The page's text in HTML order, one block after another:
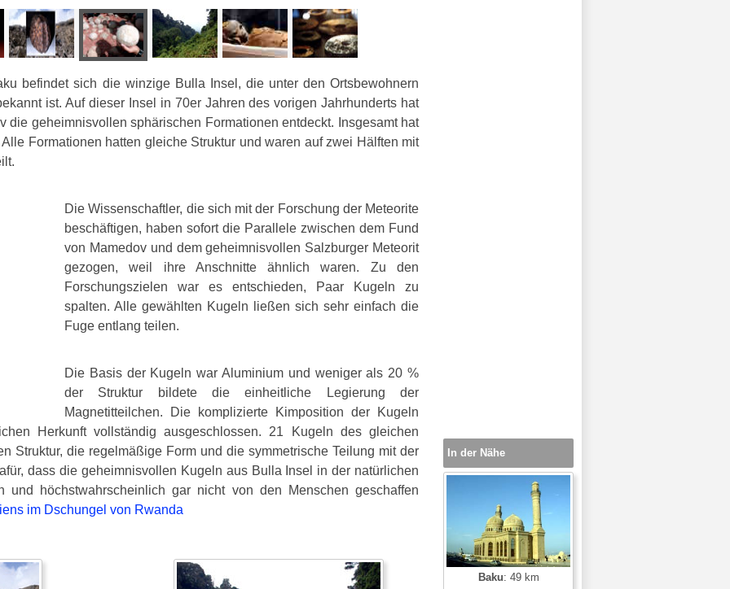
befindet sich die winzige Bulla Insel, die unter den Ortsbewohnern
ist. Auf dieser Insel in 70er Jahren des vorigen Jahrhunderts hat
die geheimnisvollen sphärischen Formationen entdeckt. Insgesamt hat
Formationen hatten gleiche Struktur und waren auf zwei Hälften mit
Die Wissenschaftler, die sich mit der Forschung der Meteorite
beschäftigen, haben sofort die Parallele zwischen dem Fund
von Mamedov und dem geheimnisvollen Salzburger Meteorit
gezogen, weil ihre Anschnitte ähnlich waren. Zu den
Forschungszielen war es entschieden, Paar Kugeln zu
spalten. Alle gewählten Kugeln ließen sich sehr einfach die
Fuge entlang teilen.
Die Basis der Kugeln war Aluminium und weniger als 20 %
der Struktur bildete die einheitliche Legierung der
Magnetitteilchen. Die komplizierte Kimposition der Kugeln
Herkunft vollständig ausgeschlossen. 21 Kugeln des gleichen
Struktur, die regelmäßige Form und die symmetrische Teilung mit der
dass die geheimnisvollen Kugeln aus Bulla Insel in der natürlichen
und höchstwahrscheinlich gar nicht von den Menschen geschaffen
im Dschungel von Rwanda
In der Nähe
Baku: 49 km